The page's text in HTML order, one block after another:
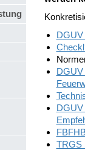
DGUV
DGUV
DGUV
TRGS